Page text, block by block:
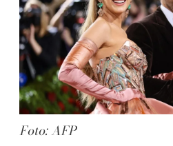
Foto: AFP